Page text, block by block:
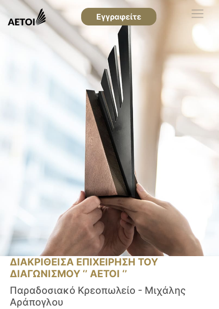
Εγγραφείτε
ΔΙΑΚΡΙΘΕΙΣΑ ΕΠΙΧΕΙΡΗΣΗ ΤΟΥ
ΔΙΑΓΩΝΙΣΜΟΥ ‘’ ΑΕΤΟΙ ‘’
Παραδοσιακό Κρεοπωλείο - Μιχάλης
Αράπογλου